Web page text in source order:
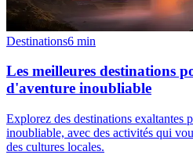
Destinations6 min
Les meilleures destinations
d'aventure inoubliable
Explorez des destinations exaltantes
inoubliable, avec des activités qui
des cultures locales.